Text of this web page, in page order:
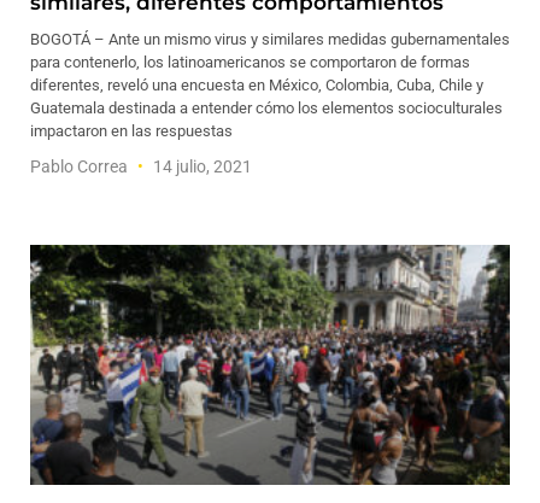
BOGOTÁ – Ante un mismo virus y similares medidas gubernamentales
para contenerlo, los latinoamericanos se comportaron de formas
diferentes, reveló una encuesta en México, Colombia, Cuba, Chile y
Guatemala destinada a entender cómo los elementos socioculturales
impactaron en las respuestas
Pablo Correa 14 julio, 2021